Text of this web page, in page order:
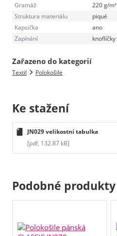
Gramáž
220 g/m²
Struktura materiálu
piqué
Kapsička
ano
Zapínání
knoflíčky
Zařazeno do kategorií
Textil Polokošile
Ke stažení
JN029 velikostní tabulka
[pdf, 132.87 kB]
Podobné produkty